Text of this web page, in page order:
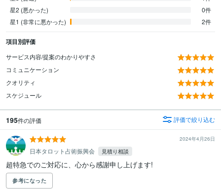
星2 (悪かった)
0件
星1 (非常に悪かった)
2件
項目別評価
サービス内容/提案のわかりやすさ
コミュニケーション
クオリティ
スケジュール
195件の評価 評価で絞り込む
2024年4月26日
日本タロット占術振興会 見積り相談
超特急でのご対応に、心から感謝申し上げます!
参考になった